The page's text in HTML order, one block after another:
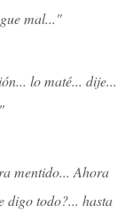
mal..."
lo maté... dije...
mentido... Ahora
digo todo?... hasta